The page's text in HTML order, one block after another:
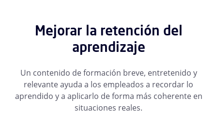
Mejorar la retención del
aprendizaje
Un contenido de formación breve, entretenido y
relevante ayuda a los empleados a recordar lo
aprendido y a aplicarlo de forma más coherente en
situaciones reales.